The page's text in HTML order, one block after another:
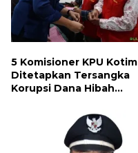
5 Komisioner KPU Kotim
Ditetapkan Tersangka
Korupsi Dana Hibah
ditaksir 10 Milyard